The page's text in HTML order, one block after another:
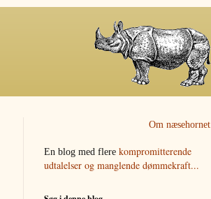
Om næsehornet.
En blog med flere kompromitterende
udtalelser og manglende dømmekraft...